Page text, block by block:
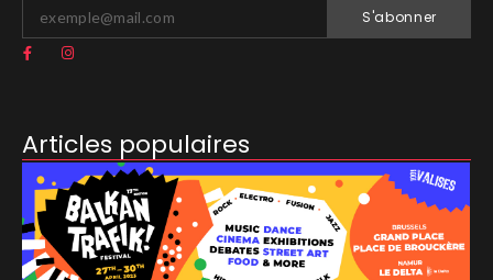
S'abonner
Articles populaires